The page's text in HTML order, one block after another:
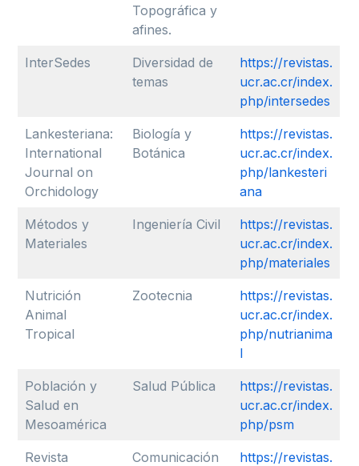
Topográfica y
afines.
InterSedes
Diversidad de
temas
https://revistas.
ucr.ac.cr/index.
php/intersedes
Lankesteriana:
International
Journal on
Orchidology
Biología y
Botánica
https://revistas.
ucr.ac.cr/index.
php/lankesteri
ana
Métodos y
Materiales
Ingeniería Civil
https://revistas.
ucr.ac.cr/index.
php/materiales
Nutrición
Animal
Tropical
Zootecnia
https://revistas.
ucr.ac.cr/index.
php/nutrianima
l
Población y
Salud en
Mesoamérica
Salud Pública
https://revistas.
ucr.ac.cr/index.
php/psm
Revista
Comunicación
https://revistas.